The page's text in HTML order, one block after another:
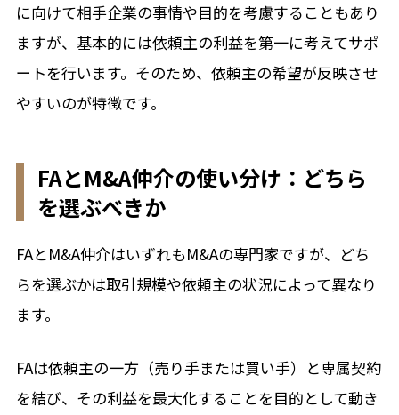
に向けて相手企業の事情や目的を考慮することもあり
ますが、基本的には依頼主の利益を第一に考えてサポ
ートを行います。そのため、依頼主の希望が反映させ
やすいのが特徴です。
FAとM&A仲介の使い分け：どちら
を選ぶべきか
FAとM&A仲介はいずれもM&Aの専門家ですが、どち
らを選ぶかは取引規模や依頼主の状況によって異なり
ます。
FAは依頼主の一方（売り手または買い手）と専属契約
を結び、その利益を最大化することを目的として動き